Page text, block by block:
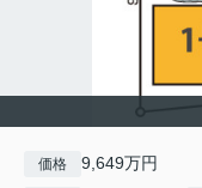
価格 9,649万円